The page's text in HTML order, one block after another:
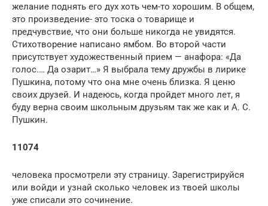
желание поднять его дух хоть чем-то хорошим. В общем,
это произведение- это тоска о товарище и
предчувствие, что они больше никогда не увидятся.
Стихотворение написано ямбом. Во второй части
присутствует художественный прием — анафора: «Да
голос.… Да озарит…» Я выбрала тему дружбы в лирике
Пушкина, потому что она мне очень близка. Я ценю
своих друзей. И надеюсь, когда пройдет много лет, я
буду верна своим школьным друзьям так же как и А. С.
Пушкин.
11074
человека просмотрели эту страницу. Зарегистрируйся
или войди и узнай сколько человек из твоей школы
уже списали это сочинение.